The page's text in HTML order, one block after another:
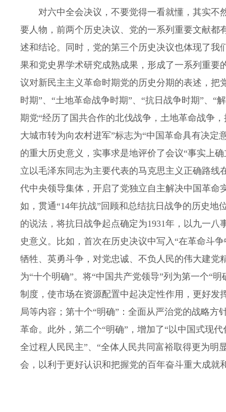
对六中全会决议，不要觉得一看就懂，其实不
要人物，前两个历史决议、党的一系列重要文献
述和结论。同时，党的第三个历史决议也体现了
果和党史界学术研究成熟成果，形成了一系列重
议对新民主主义革命时期党的历史分期的表述，把
时期”、“土地革命战争时期”、“抗日战争时期”、
期党“经历了国共合作的北伐战争，土地革命战争
大城市转为向农村进军”标志为“中国革命具有决
的重大历史意义，实事求是地评价了会议“事实上
立以毛泽东同志为主要代表的马克思主义正确路
代中央领导集体，开启了党独立自主解决中国革命
如，贯通“14年抗战”回顾和总结抗日战争的历史
的说法，将抗日战争起点确定为1931年，以九一
史意义。比如，首次在历史决议中写入“在革命斗
牺牲、英勇斗争，对党忠诚、不负人民的伟大建党
为“十个明确”。将“中国共产党领导”列为第一个“
制度，使市场在资源配置中起决定性作用，更好
局等内容；第十个“明确”：全面从严治党的战略
革命。此外，第二个“明确”，增加了“以中国式现
全过程人民民主”、“全体人民共同富裕取得更为
会，以利于更好认识和把握党的百年奋斗重大成就